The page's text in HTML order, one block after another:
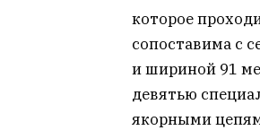
которое
сопоставима с
и шириной 91
девятью
якорными